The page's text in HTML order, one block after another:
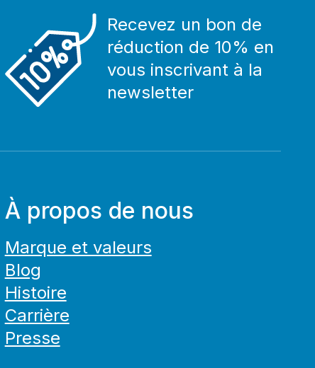
Recevez un bon de
réduction de 10% en
vous inscrivant à la
newsletter
À propos de nous
Marque et valeurs
Blog
Histoire
Carrière
Presse